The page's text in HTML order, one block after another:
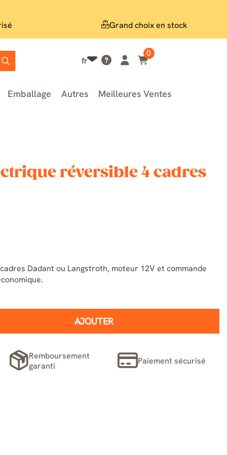
Grand choix en stock
fr
0
Emballage Autres Meilleures Ventes
réversible 4 cadres
Dadant ou Langstroth, moteur 12V et commande
AJOUTER
Remboursement
garanti
Paiement sécurisé